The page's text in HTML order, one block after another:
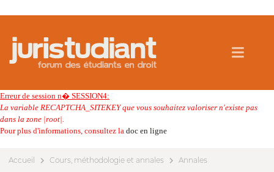
Erreur de session n� SESSION4:
La variable RECAPTCHA_SITEKEY que vous souhaitez valoriser n'existe pas
dans la zone |root|.
Pour plus d'informations, consultez la doc en ligne
Accueil Cours, méthodologie et annales Annales